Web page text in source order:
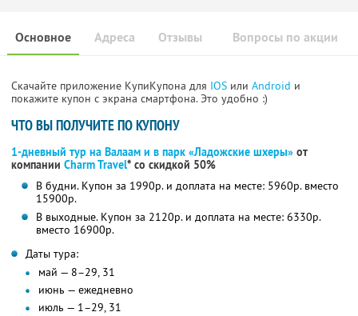
Основное Отзывы Вопросы по акции
Адреса
Скачайте приложение КупиКупона для IOS или Android и
покажите купон с экрана смартфона. Это удобно :)
ЧТО ВЫ ПОЛУЧИТЕ ПО КУПОНУ
1-дневный тур на Валаам и в парк «Ладожские шхеры» от
компании Charm Travel* со скидкой 50%
В будни. Купон за 1990р. и доплата на месте: 5960р. вместо
15900р.
В выходные. Купон за 2120р. и доплата на месте: 6330р.
вместо 16900р.
Даты тура:
май — 8–29, 31
июнь — ежедневно
июль — 1–29, 31